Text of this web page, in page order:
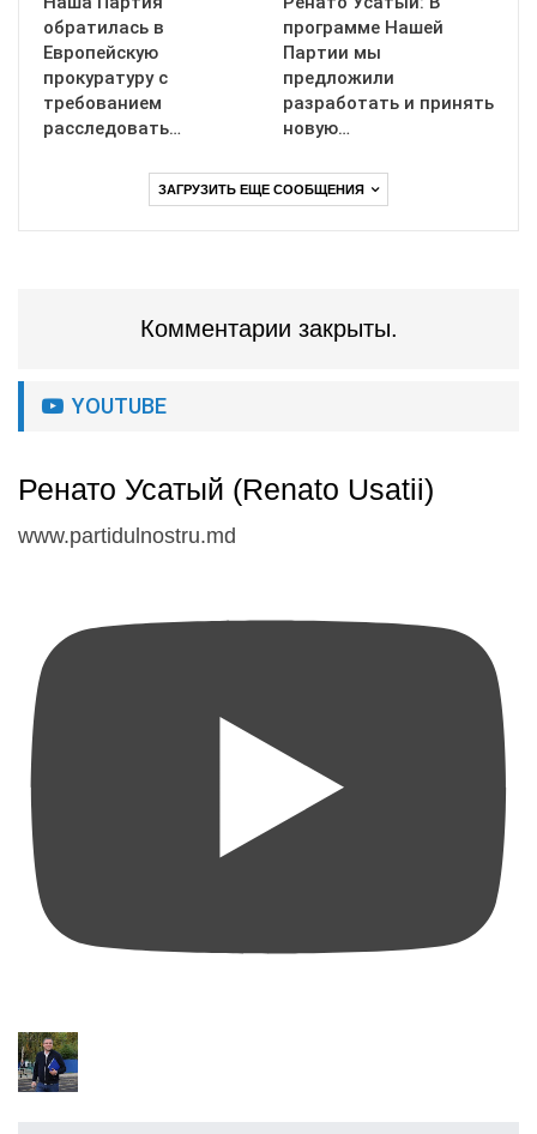
обратилась в
Европейскую
прокуратуру с
требованием
расследовать…
программе Нашей
Партии мы
предложили
разработать и принять
новую…
ЗАГРУЗИТЬ ЕЩЕ СООБЩЕНИЯ
Комментарии закрыты.
YOUTUBE
Ренато Усатый (Renato Usatii)
www.partidulnostru.md